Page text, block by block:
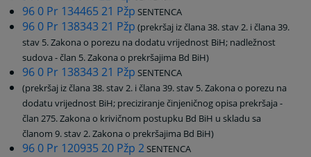
96 0 Pr 134465 21 Pžp SENTENCA
96 0 Pr 138343 21 Pžp (prekršaj iz člana 38. stav 2. i člana 39.
stav 5. Zakona o porezu na dodatu vrijednost BiH; nadležnost
sudova - član 5. Zakona o prekršajima Bd BiH)
96 0 Pr 138343 21 Pžp SENTENCA
(prekršaj iz člana 38. stav 2. i člana 39. stav 5. Zakona o porezu na
dodatu vrijednost BiH; preciziranje činjeničnog opisa prekršaja -
član 275. Zakona o krivičnom postupku Bd BiH u skladu sa
članom 9. stav 2. Zakona o prekršajima Bd BiH)
96 0 Pr 120935 20 Pžp 2SENTENCA